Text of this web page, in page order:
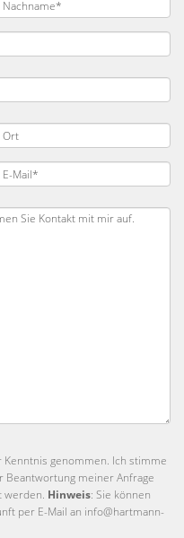
Kenntnis genommen. Ich stimme
Beantwortung meiner Anfrage
werden. Hinweis: Sie können
per E-Mail an info@hartmann-